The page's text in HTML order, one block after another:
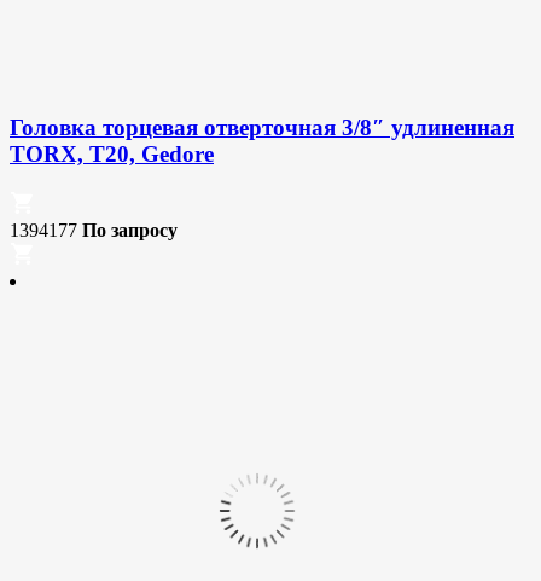
Головка торцевая отверточная 3/8″ удлиненная
TORX, T20, Gedore
1394177 По запросу